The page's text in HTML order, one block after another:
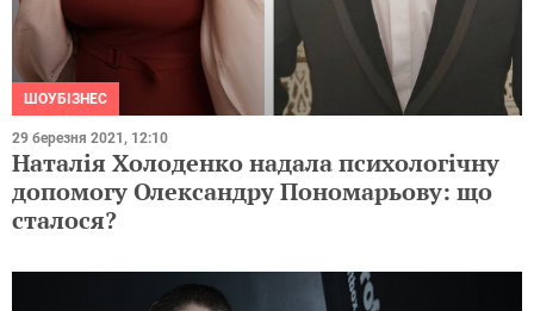
ШОУБІЗНЕС
29 березня 2021, 12:10
Наталія Холоденко надала психологічну
допомогу Олександру Пономарьову: що
сталося?